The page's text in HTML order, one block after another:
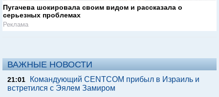
Пугачева шокировала своим видом и рассказала о
серьезных проблемах
Реклама
ВАЖНЫЕ НОВОСТИ
21:01
Командующий CENTCOM прибыл в Израиль и
встретился с Эялем Замиром